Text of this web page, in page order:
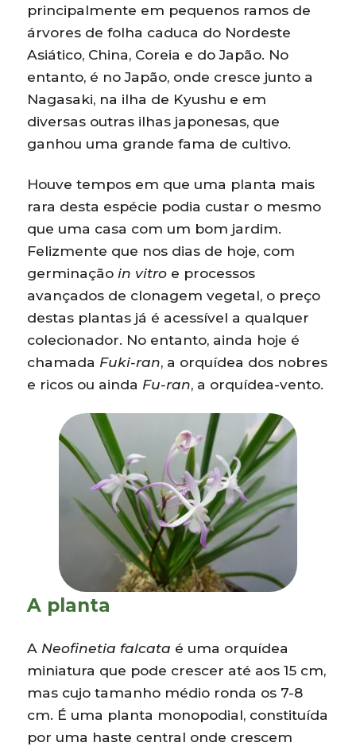
principalmente em pequenos ramos de
árvores de folha caduca do Nordeste
Asiático, China, Coreia e do Japão. No
entanto, é no Japão, onde cresce junto a
Nagasaki, na ilha de Kyushu e em
diversas outras ilhas japonesas, que
ganhou uma grande fama de cultivo.
Houve tempos em que uma planta mais
rara desta espécie podia custar o mesmo
que uma casa com um bom jardim.
Felizmente que nos dias de hoje, com
germinação in vitro e processos
avançados de clonagem vegetal, o preço
destas plantas já é acessível a qualquer
colecionador. No entanto, ainda hoje é
chamada Fuki-ran, a orquídea dos nobres
e ricos ou ainda Fu-ran, a orquídea-vento.
A planta
A Neofinetia falcata é uma orquídea
miniatura que pode crescer até aos 15 cm,
mas cujo tamanho médio ronda os 7-8
cm. É uma planta monopodial, constituída
por uma haste central onde crescem